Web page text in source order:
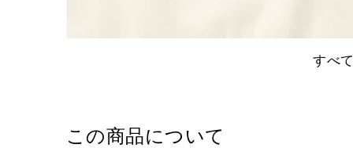
すべ
この商品について